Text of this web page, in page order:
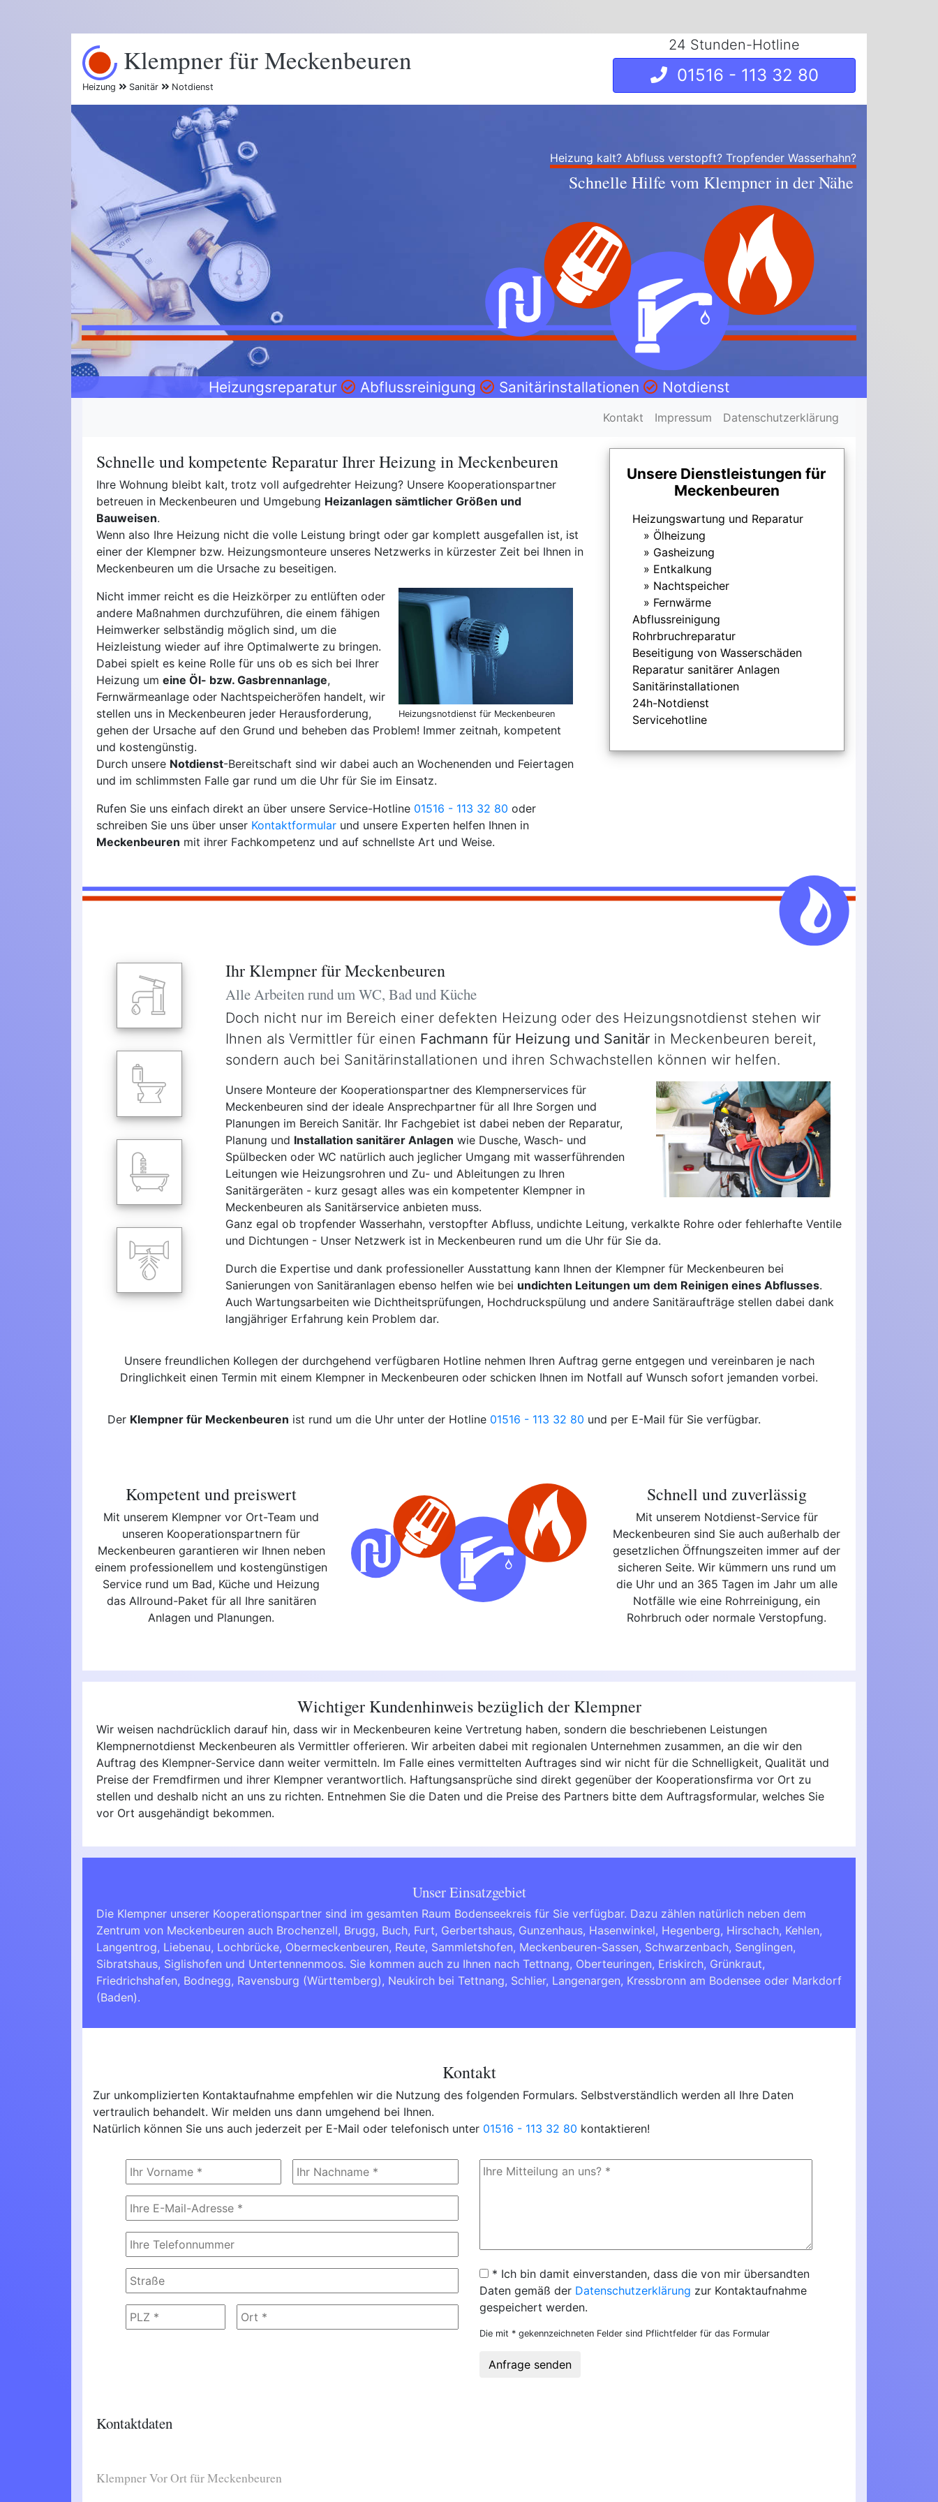
Klempner für Meckenbeuren
Heizung Sanitär Notdienst
24 Stunden-Hotline
01516 - 113 32 80
Heizung kalt? Abfluss verstopft? Tropfender Wasserhahn?
Schnelle Hilfe vom Klempner in der Nähe
Heizungsreparatur Abflussreinigung Sanitärinstallationen Notdienst
Kontakt Impressum Datenschutzerklärung
Schnelle und kompetente Reparatur Ihrer Heizung in Meckenbeuren
Ihre Wohnung bleibt kalt, trotz voll aufgedrehter Heizung? Unsere Kooperationspartner
betreuen in Meckenbeuren und Umgebung Heizanlagen sämtlicher Größen und
Bauweisen.
Wenn also Ihre Heizung nicht die volle Leistung bringt oder gar komplett ausgefallen ist, ist
einer der Klempner bzw. Heizungsmonteure unseres Netzwerks in kürzester Zeit bei Ihnen in
Meckenbeuren um die Ursache zu beseitigen.
Heizungsnotdienst für Meckenbeuren
Nicht immer reicht es die Heizkörper zu entlüften oder
andere Maßnahmen durchzuführen, die einem fähigen
Heimwerker selbständig möglich sind, um die
Heizleistung wieder auf ihre Optimalwerte zu bringen.
Dabei spielt es keine Rolle für uns ob es sich bei Ihrer
Heizung um eine Öl- bzw. Gasbrennanlage,
Fernwärmeanlage oder Nachtspeicheröfen handelt, wir
stellen uns in Meckenbeuren jeder Herausforderung,
gehen der Ursache auf den Grund und beheben das Problem! Immer zeitnah, kompetent
und kostengünstig.
Durch unsere Notdienst-Bereitschaft sind wir dabei auch an Wochenenden und Feiertagen
und im schlimmsten Falle gar rund um die Uhr für Sie im Einsatz.
Rufen Sie uns einfach direkt an über unsere Service-Hotline 01516 - 113 32 80 oder
schreiben Sie uns über unser Kontaktformular und unsere Experten helfen Ihnen in
Meckenbeuren mit ihrer Fachkompetenz und auf schnellste Art und Weise.
Unsere Dienstleistungen für
Meckenbeuren
Heizungswartung und Reparatur
Ölheizung
Gasheizung
Entkalkung
Nachtspeicher
Fernwärme
Abflussreinigung
Rohrbruchreparatur
Beseitigung von Wasserschäden
Reparatur sanitärer Anlagen
Sanitärinstallationen
24h-Notdienst
Servicehotline
Ihr Klempner für Meckenbeuren
Alle Arbeiten rund um WC, Bad und Küche
Doch nicht nur im Bereich einer defekten Heizung oder des Heizungsnotdienst stehen wir
Ihnen als Vermittler für einen Fachmann für Heizung und Sanitärin Meckenbeuren bereit,
sondern auch bei Sanitärinstallationen und ihren Schwachstellen können wir helfen.
Unsere Monteure der Kooperationspartner des Klempnerservices für
Meckenbeuren sind der ideale Ansprechpartner für all Ihre Sorgen und
Planungen im Bereich Sanitär. Ihr Fachgebiet ist dabei neben der Reparatur,
Planung und Installation sanitärer Anlagen wie Dusche, Wasch- und
Spülbecken oder WC natürlich auch jeglicher Umgang mit wasserführenden
Leitungen wie Heizungsrohren und Zu- und Ableitungen zu Ihren
Sanitärgeräten - kurz gesagt alles was ein kompetenter Klempner in
Meckenbeuren als Sanitärservice anbieten muss.
Ganz egal ob tropfender Wasserhahn, verstopfter Abfluss, undichte Leitung, verkalkte Rohre oder fehlerhafte Ventile
und Dichtungen - Unser Netzwerk ist in Meckenbeuren rund um die Uhr für Sie da.
Durch die Expertise und dank professioneller Ausstattung kann Ihnen der Klempner für Meckenbeuren bei
Sanierungen von Sanitäranlagen ebenso helfen wie bei undichten Leitungen um dem Reinigen eines Abflusses.
Auch Wartungsarbeiten wie Dichtheitsprüfungen, Hochdruckspülung und andere Sanitäraufträge stellen dabei dank
langjähriger Erfahrung kein Problem dar.
Unsere freundlichen Kollegen der durchgehend verfügbaren Hotline nehmen Ihren Auftrag gerne entgegen und vereinbaren je nach
Dringlichkeit einen Termin mit einem Klempner in Meckenbeuren oder schicken Ihnen im Notfall auf Wunsch sofort jemanden vorbei.
Der Klempner für Meckenbeuren ist rund um die Uhr unter der Hotline 01516 - 113 32 80 und per E-Mail für Sie verfügbar.
Kompetent und preiswert
Mit unserem Klempner vor Ort-Team und
unseren Kooperationspartnern für
Meckenbeuren garantieren wir Ihnen neben
einem professionellem und kostengünstigen
Service rund um Bad, Küche und Heizung
das Allround-Paket für all Ihre sanitären
Anlagen und Planungen.
Schnell und zuverlässig
Mit unserem Notdienst-Service für
Meckenbeuren sind Sie auch außerhalb der
gesetzlichen Öffnungszeiten immer auf der
sicheren Seite. Wir kümmern uns rund um
die Uhr und an 365 Tagen im Jahr um alle
Notfälle wie eine Rohrreinigung, ein
Rohrbruch oder normale Verstopfung.
Wichtiger Kundenhinweis bezüglich der Klempner
Wir weisen nachdrücklich darauf hin, dass wir in Meckenbeuren keine Vertretung haben, sondern die beschriebenen Leistungen
Klempnernotdienst Meckenbeuren als Vermittler offerieren. Wir arbeiten dabei mit regionalen Unternehmen zusammen, an die wir den
Auftrag des Klempner-Service dann weiter vermitteln. Im Falle eines vermittelten Auftrages sind wir nicht für die Schnelligkeit, Qualität und
Preise der Fremdfirmen und ihrer Klempner verantwortlich. Haftungsansprüche sind direkt gegenüber der Kooperationsfirma vor Ort zu
stellen und deshalb nicht an uns zu richten. Entnehmen Sie die Daten und die Preise des Partners bitte dem Auftragsformular, welches Sie
vor Ort ausgehändigt bekommen.
Unser Einsatzgebiet
Die Klempner unserer Kooperationspartner sind im gesamten Raum Bodenseekreis für Sie verfügbar. Dazu zählen natürlich neben dem
Zentrum von Meckenbeuren auch Brochenzell, Brugg, Buch, Furt, Gerbertshaus, Gunzenhaus, Hasenwinkel, Hegenberg, Hirschach, Kehlen,
Langentrog, Liebenau, Lochbrücke, Obermeckenbeuren, Reute, Sammletshofen, Meckenbeuren-Sassen, Schwarzenbach, Senglingen,
Sibratshaus, Siglishofen und Untertennenmoos. Sie kommen auch zu Ihnen nach Tettnang, Oberteuringen, Eriskirch, Grünkraut,
Friedrichshafen, Bodnegg, Ravensburg (Württemberg) , Neukirch bei Tettnang, Schlier, Langenargen, Kressbronn am Bodensee oder Markdorf
(Baden).
Kontakt
Zur unkomplizierten Kontaktaufnahme empfehlen wir die Nutzung des folgenden Formulars. Selbstverständlich werden all Ihre Daten
vertraulich behandelt. Wir melden uns dann umgehend bei Ihnen.
Natürlich können Sie uns auch jederzeit per E-Mail oder telefonisch unter 01516 - 113 32 80 kontaktieren!
* Ich bin damit einverstanden, dass die von mir übersandten
Daten gemäß der Datenschutzerklärung zur Kontaktaufnahme
gespeichert werden.
Die mit * gekennzeichneten Felder sind Pflichtfelder für das Formular
Anfrage senden
Kontaktdaten
Klempner Vor Ort für Meckenbeuren